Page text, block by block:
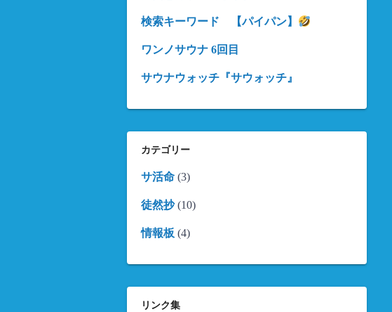
検索キーワード 【パイパン】
ワンノサウナ 6回目
サウナウォッチ『サウォッチ』
カテゴリー
サ活命 (3)
徒然抄(10)
情報板 (4)
リンク集